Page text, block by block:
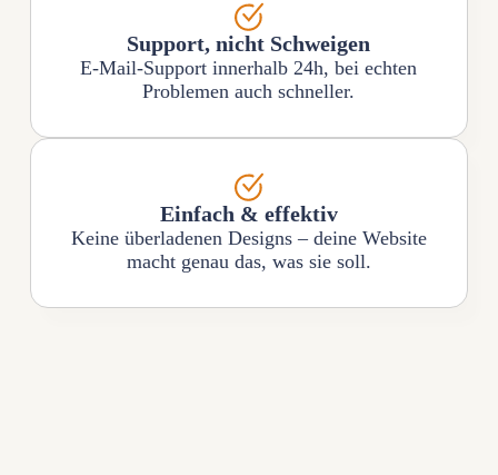
Support, nicht Schweigen
E-Mail-Support innerhalb 24h, bei echten
Problemen auch schneller.
Einfach & effektiv
Keine überladenen Designs – deine Website
macht genau das, was sie soll.